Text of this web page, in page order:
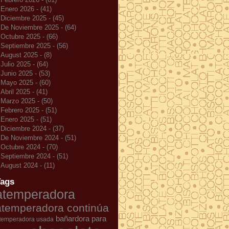
Enero 2026 - (41)
Diciembre 2025 - (45)
De Noviembre 2025 - (64)
Octubre 2025 - (66)
Septiembre 2025 - (56)
August 2025 - (8)
Julio 2025 - (64)
Junio 2025 - (53)
Mayo 2025 - (60)
Abril 2025 - (41)
Marzo 2025 - (50)
Febrero 2025 - (51)
Enero 2025 - (51)
Diciembre 2024 - (37)
De Noviembre 2024 - (51)
Octubre 2024 - (70)
Septiembre 2024 - (51)
August 2024 - (11)
continúa
usada bañardora para